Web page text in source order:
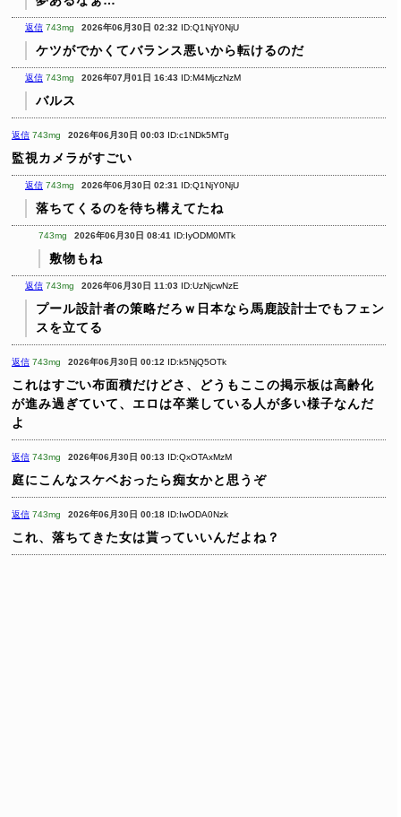
返信 743mg 2026年06月30日 02:32 ID:Q1NjY0NjU
ケツがでかくてバランス悪いから転けるのだ
返信 743mg 2026年07月01日 16:43 ID:M4MjczNzM
バルス
返信 743mg 2026年06月30日 00:03 ID:c1NDk5MTg
監視カメラがすごい
返信 743mg 2026年06月30日 02:31 ID:Q1NjY0NjU
落ちてくるのを待ち構えてたね
743mg 2026年06月30日 08:41 ID:IyODM0MTk
敷物もね
返信 743mg 2026年06月30日 11:03 ID:UzNjcwNzE
プール設計者の策略だろｗ日本なら馬鹿設計士でもフェン
スを立てる
返信 743mg 2026年06月30日 00:12 ID:k5NjQ5OTk
これはすごい布面積だけどさ、どうもここの掲示板は高齢化
が進み過ぎていて、エロは卒業している人が多い様子なんだ
よ
返信 743mg 2026年06月30日 00:13 ID:QxOTAxMzM
庭にこんなスケベおったら痴女かと思うぞ
返信 743mg 2026年06月30日 00:18 ID:IwODA0Nzk
これ、落ちてきた女は貰っていいんだよね？